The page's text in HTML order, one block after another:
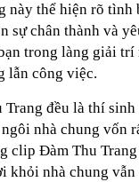
này thể hiện rõ
sự chân thành và
trong làng giải trí
lẫn công việc.
Trang đều là thí sinh
nhà chung vốn
clip Đàm Thu
khỏi nhà chung